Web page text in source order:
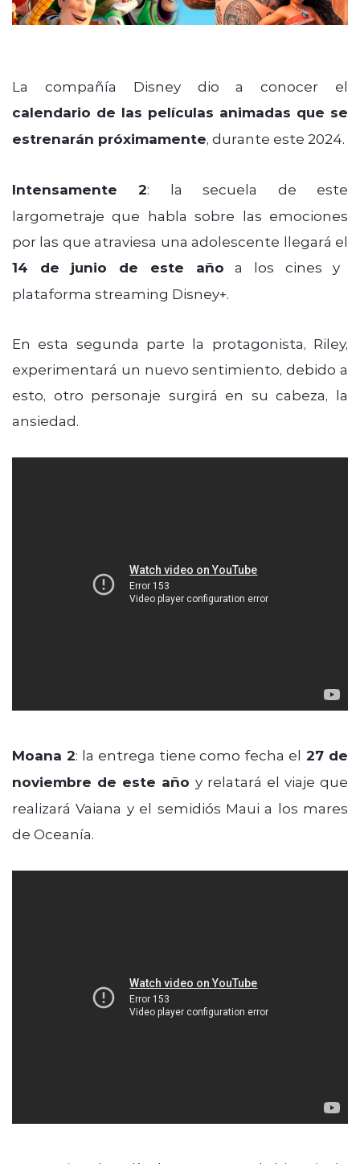
La compañía Disney dio a conocer el
calendario de las películas animadas que se
estrenarán próximamente, durante este 2024.
Intensamente 2: la secuela de este
largometraje que habla sobre las emociones
por las que atraviesa una adolescente llegará el
14 de junio de este año a los cines y
plataforma streaming Disney+.
En esta segunda parte la protagonista, Riley,
experimentará un nuevo sentimiento, debido a
esto, otro personaje surgirá en su cabeza, la
ansiedad.
Moana 2: la entrega tiene como fecha el 27 de
noviembre de este año y relatará el viaje que
realizará Vaiana y el semidiós Maui a los mares
de Oceanía.